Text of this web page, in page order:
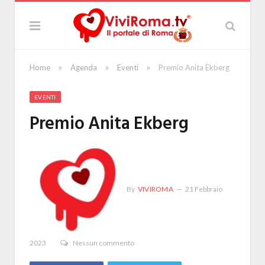
Home » Agenda » Eventi » Premio Anita Ekberg
EVENTI
Premio Anita Ekberg
By VIVIROMA 21 Febbraio
2023 Nessun commento